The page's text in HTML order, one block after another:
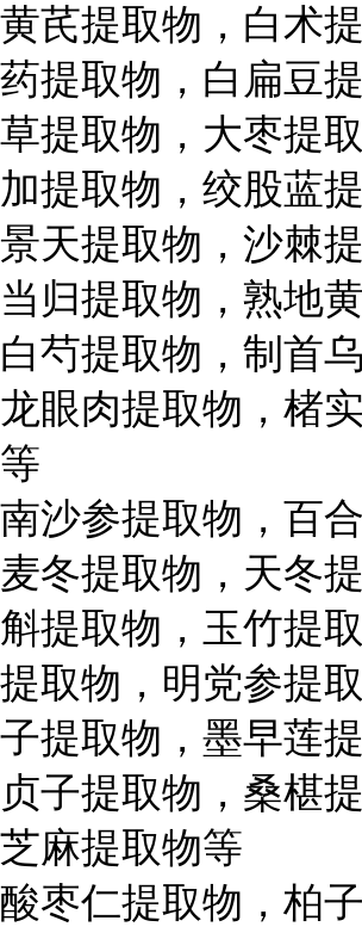
黄芪提取物，白术
药提取物，白扁豆
草提取物，大枣提
加提取物，绞股蓝
景天提取物，沙棘
当归提取物，熟地
白芍提取物，制首
龙眼肉提取物，楮
等
南沙参提取物，百
麦冬提取物，天冬
斛提取物，玉竹提
提取物，明党参提
子提取物，墨早莲
贞子提取物，桑椹
芝麻提取物等
酸枣仁提取物，柏